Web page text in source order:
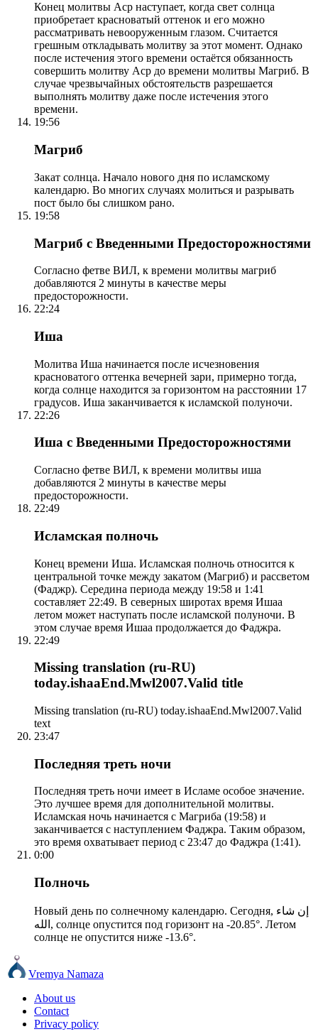
Конец молитвы Аср наступает, когда свет солнца
приобретает красноватый оттенок и его можно
рассматривать невооруженным глазом. Считается
грешным откладывать молитву за этот момент. Однако
после истечения этого времени остаётся обязанность
совершить молитву Аср до времени молитвы Магриб. В
случае чрезвычайных обстоятельств разрешается
выполнять молитву даже после истечения этого
времени.
19:56
Магриб
Закат солнца. Начало нового дня по исламскому
календарю. Во многих случаях молиться и разрывать
пост было бы слишком рано.
19:58
Магриб с Введенными Предосторожностями
Согласно фетве ВИЛ, к времени молитвы магриб
добавляются 2 минуты в качестве меры
предосторожности.
22:24
Иша
Молитва Иша начинается после исчезновения
красноватого оттенка вечерней зари, примерно тогда,
когда солнце находится за горизонтом на расстоянии 17
градусов. Иша заканчивается к исламской полуночи.
22:26
Иша с Введенными Предосторожностями
Согласно фетве ВИЛ, к времени молитвы иша
добавляются 2 минуты в качестве меры
предосторожности.
22:49
Исламская полночь
Конец времени Иша. Исламская полночь относится к
центральной точке между закатом (Магриб) и рассветом
(Фаджр). Середина периода между 19:58 и 1:41
составляет 22:49. В северных широтах время Ишаа
летом может наступать после исламской полуночи. В
этом случае время Ишаа продолжается до Фаджра.
22:49
Missing translation (ru-RU)
today.ishaaEnd.Mwl2007.Valid title
Missing translation (ru-RU) today.ishaaEnd.Mwl2007.Valid
text
23:47
Последняя треть ночи
Последняя треть ночи имеет в Исламе особое значение.
Это лучшее время для дополнительной молитвы.
Исламская ночь начинается с Магриба (19:58) и
заканчивается с наступлением Фаджра. Таким образом,
это время охватывает период с 23:47 до Фаджра (1:41).
0:00
Полночь
Новый день по солнечному календарю. Сегодня, إن شاء
الله, солнце опустится под горизонт на -20.85°. Летом
солнце не опустится ниже -13.6°.
Vremya Namaza
About us
Contact
Privacy policy